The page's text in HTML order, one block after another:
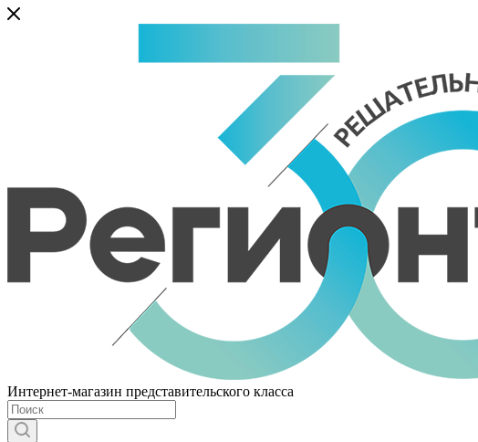
Интернет-магазин представительского класса